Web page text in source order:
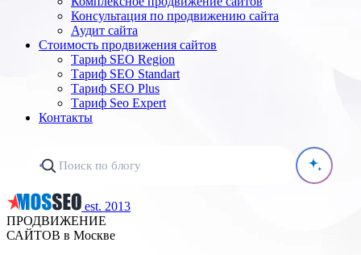
Консультация по продвижению сайта
Аудит сайта
Стоимость продвижения сайтов
Тариф SEO Region
Тариф SEO Standart
Тариф SEO Plus
Тариф Seo Expert
Контакты
est. 2013
ПРОДВИЖЕНИЕ
САЙТОВ в Москве